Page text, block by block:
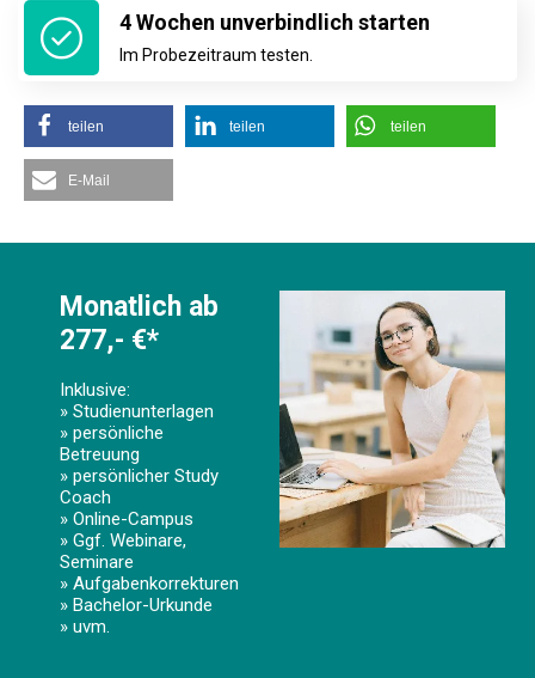
4 Wochen unverbindlich starten
Im Probezeitraum testen.
teilen teilen teilen
E-Mail
Monatlich ab
277,- €*
Inklusive:
» Studienunterlagen
» persönliche
Betreuung
» persönlicher Study
Coach
» Online-Campus
» Ggf. Webinare,
Seminare
» Aufgabenkorrekturen
» Bachelor-Urkunde
» uvm.